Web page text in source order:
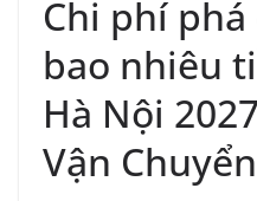
Chi phí
bao nhiêu
Hà Nội
Vận Chuyển